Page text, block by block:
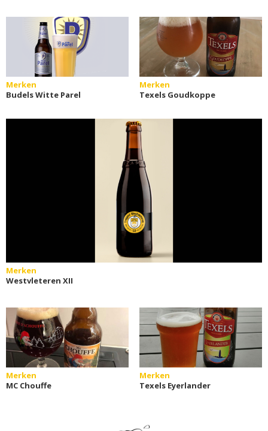
Merken
Budels Witte Parel
Merken
Texels Goudkoppe
Merken
Westvleteren XII
Merken
MC Chouffe
Merken
Texels Eyerlander